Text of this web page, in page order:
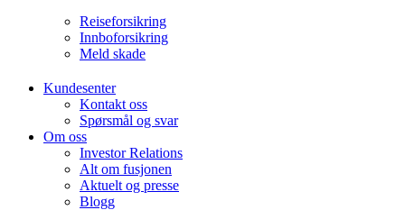
Reiseforsikring
Innboforsikring
Meld skade
Kundesenter
Kontakt oss
Spørsmål og svar
Om oss
Investor Relations
Alt om fusjonen
Aktuelt og presse
Blogg